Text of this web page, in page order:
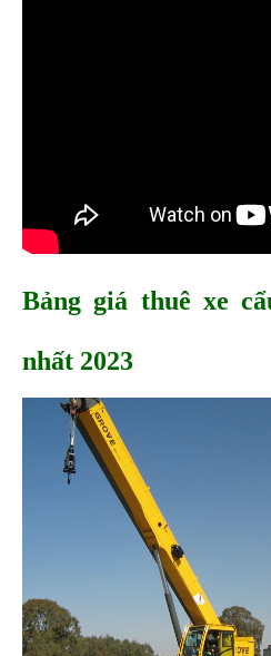
Bảng giá thuê xe
nhất 2023